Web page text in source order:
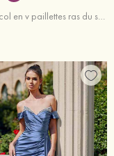
Fourreau col en v paillettes ras du sol robe de bal